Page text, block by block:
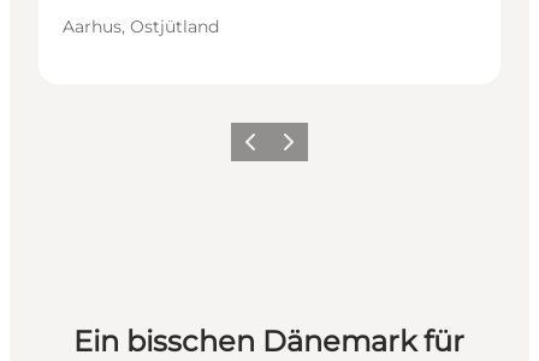
Aarhus, Ostjütland
ZurückWeiter
Ein bisschen Dänemark für